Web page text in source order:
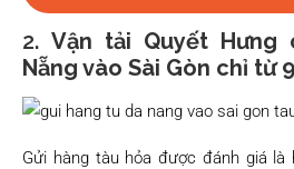
2. Vận tải Quyết Hưng
Nẵng vào Sài Gòn chỉ từ
Gửi hàng tàu hỏa được đánh giá